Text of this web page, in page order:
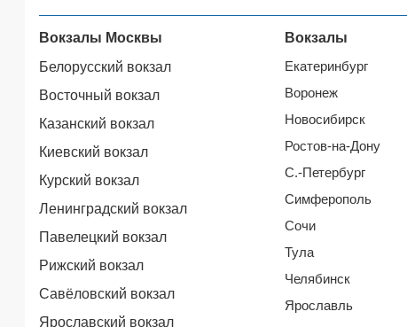
Вокзалы Москвы
Белорусский вокзал
Восточный вокзал
Казанский вокзал
Киевский вокзал
Курский вокзал
Ленинградский вокзал
Павелецкий вокзал
Рижский вокзал
Савёловский вокзал
Ярославский вокзал
Вокзалы
Екатеринбург
Воронеж
Новосибирск
Ростов-на-Дону
С.-Петербург
Симферополь
Сочи
Тула
Челябинск
Ярославль